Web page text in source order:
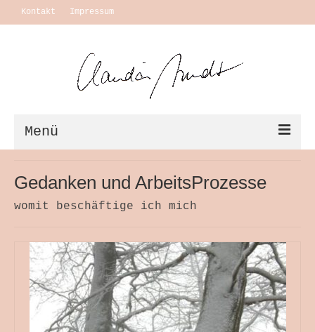
Kontakt Impressum
Menü
Leben
Arbeiten
Ausstellungen
Themenwelten
Gedanken und ArbeitsProzesse
womit beschäftige ich mich